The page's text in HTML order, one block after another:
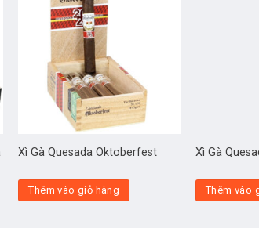
Xì Gà Quesada Oktoberfest
Thêm vào giỏ hàng
Xì Gà
Thêm vào